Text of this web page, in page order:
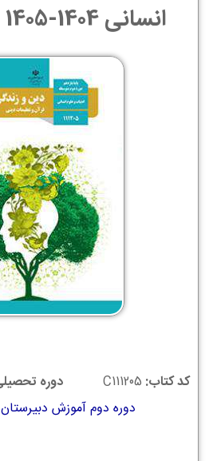
انسانی 1404-1405 | PDF دینی
کد کتاب: C111205
دوره
دوره دوم آموزش دبیرستان